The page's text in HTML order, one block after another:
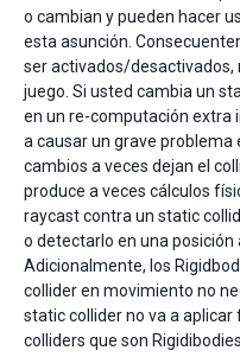
o cambian y pueden hacer
esta asunción.
ser activados/desactivados,
juego. Si usted cambia un
en un re-computación extra
a causar un grave problema
cambios a veces dejan el
produce a veces cálculos
raycast contra un static
o detectarlo en una posición
Adicionalmente, los
collider en movimiento no
static collider no va a
colliders que son